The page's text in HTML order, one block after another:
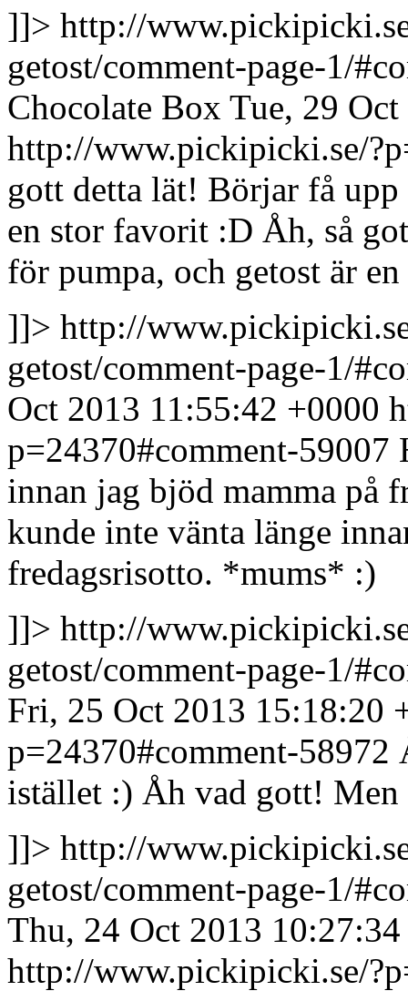
]]> http://
getost/comment-page-1/
Chocolate Box Tue, 29
http://www.pickipicki.se/
gott detta lät! Börjar få
en stor favorit :D Åh, så
för pumpa, och getost är
]]> http://
getost/comment-page-1/
Oct 2013 11:55:42 +0000
p=24370#comment-59007
innan jag bjöd mamma på
kunde inte vänta länge
fredagsrisotto. *mums* :)
]]> http://
getost/comment-page-1/
Fri, 25 Oct 2013 15:18:20
p=24370#comment-58972
istället :) Åh vad gott! Men
]]> http://
getost/comment-page-1/
Thu, 24 Oct 2013
http://www.pickipicki.se/